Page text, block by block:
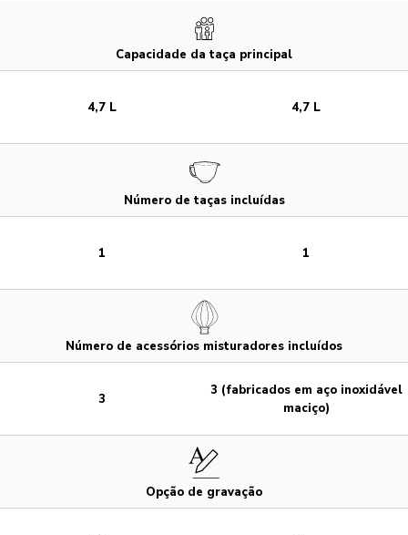
Capacidade da taça principal
Número de taças incluídas
Número de acessórios misturadores incluídos
Opção de gravação
4,7 L
1
3
4,7 L
1
3 (fabricados em aço inoxidável
maciço)